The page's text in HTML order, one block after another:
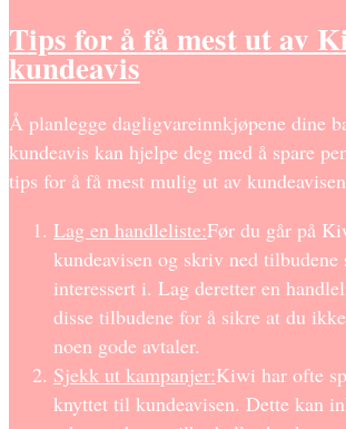
Tips for å få mest ut av
kundeavis
Å planlegge dagligvareinnkjøpene dine
kundeavis kan hjelpe deg med å spare
tips for å få mest mulig ut av
Lag en handleliste:Før du går på
kundeavisen og skriv ned tilbudene
interessert i. Lag deretter en
disse tilbudene for å sikre at du
noen gode avtaler.
Sjekk ut kampanjer:Kiwi har ofte
knyttet til kundeavisen. Dette kan